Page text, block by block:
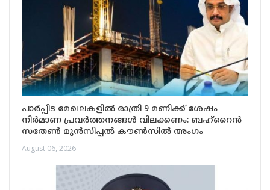
പാർപ്പിട മേഖലകളിൽ രാത്രി 9 മണിക്ക് ശേഷം
നിർമാണ പ്രവർത്തനങ്ങൾ വിലക്കണം: ബഹ്റൈൻ
സതേൺ മുൻസിപ്പൽ കൗൺസിൽ അംഗം
August 06, 2026